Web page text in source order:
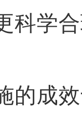
科学
成效